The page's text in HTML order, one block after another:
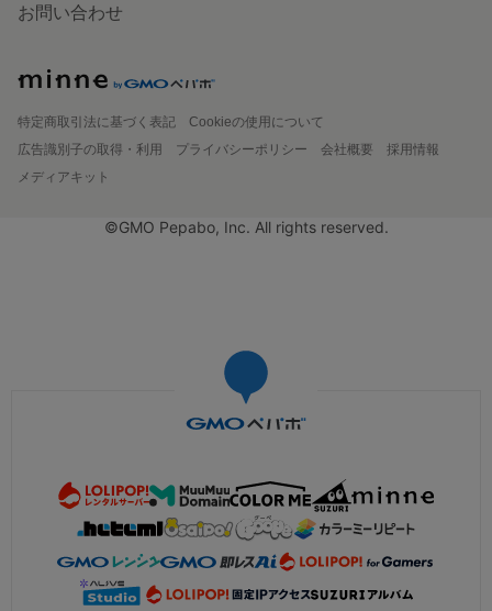
お問い合わせ
特定商取引法に基づく表記
Cookieの使用について
広告識別子の取得・利用
プライバシーポリシー 会社概要
採用情報
メディアキット
©GMO Pepabo, Inc. All rights reserved.